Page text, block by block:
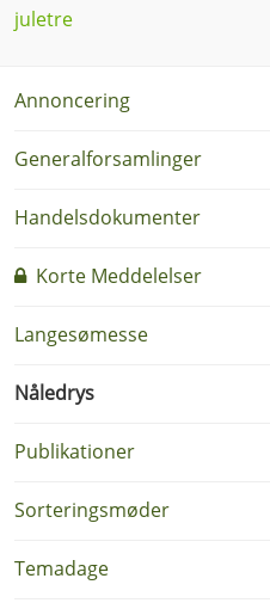
juletre
Annoncering
Generalforsamlinger
Handelsdokumenter
Korte Meddelelser
Langesømesse
Nåledrys
Publikationer
Sorteringsmøder
Temadage